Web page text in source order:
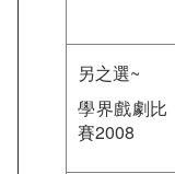
另之選~
學界戲劇比
賽2008